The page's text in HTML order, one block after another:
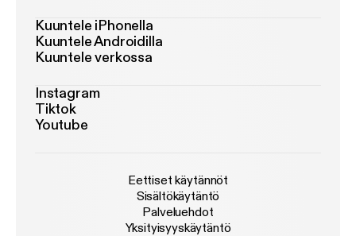
Kuuntele iPhonella
Kuuntele Androidilla
Kuuntele verkossa
Instagram
Tiktok
Youtube
Eettiset käytännöt
Sisältökäytäntö
Palveluehdot
Yksityisyyskäytäntö